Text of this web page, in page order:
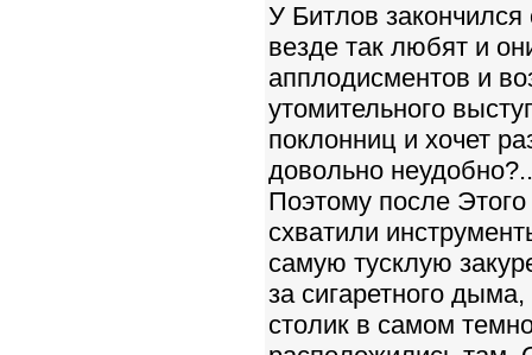
У Битлов
везде так любят и
апплодисментов и
утомительного
поклонниц и хочет
довольно
Поэтому после
схватили
самую тусклую
за сигаретного
столик в самом